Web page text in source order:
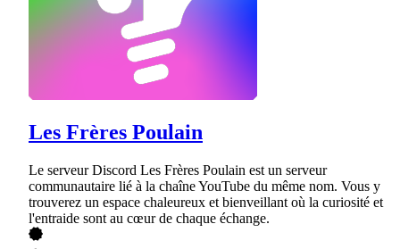
Les Frères Poulain
Le serveur Discord Les Frères Poulain est un serveur
communautaire lié à la chaîne YouTube du même nom. Vous y
trouverez un espace chaleureux et bienveillant où la curiosité et
l'entraide sont au cœur de chaque échange.